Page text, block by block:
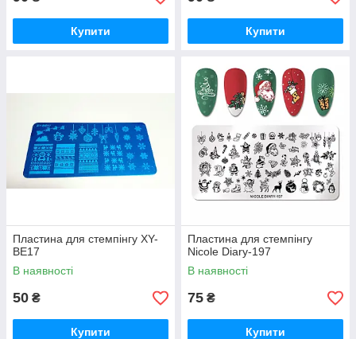
Купити Купити
Пластина для стемпінгу XY-
BE17
В наявності
50 ₴
Купити
Пластина для стемпінгу
Nicole Diary-197
В наявності
75 ₴
Купити